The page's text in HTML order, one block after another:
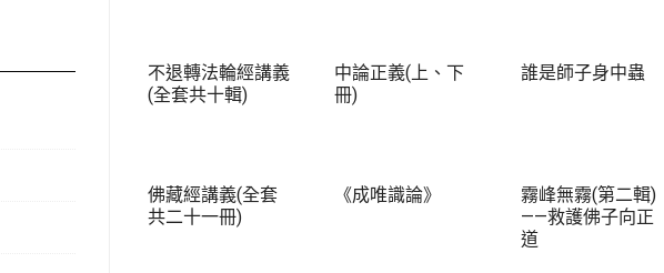
不退轉法輪經講義
(全套共十輯)
中論正義(上、下
冊)
誰是師子身中蟲
佛藏經講義(全套
共二十一冊)
《成唯識論》
霧峰無霧(第二輯)
——救護佛子向正
道